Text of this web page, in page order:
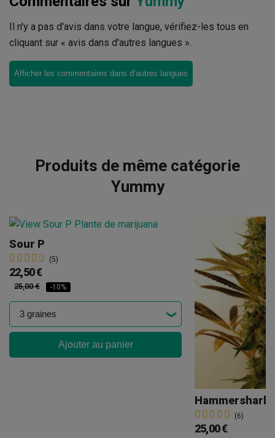
Il n'y a pas d'avis dans votre langue, vérifiez-les tous en
cliquant sur « avis dans d'autres langues ».
Afficher les commentaires dans d’autres langues
Produits de même catégorie
Yummy
Sour P
(5)
22,50 €
25,00 € -10%
Ajouter au panier
Hammershark
(6)
25,00 €